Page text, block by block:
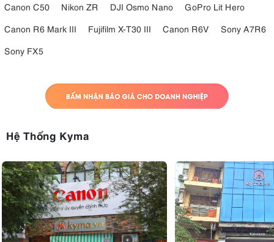
Canon C50
Nikon ZR DJI Osmo Nano
GoPro Lit Hero
Canon R6 Mark III
Fujifilm X-T30 III Canon R6V
Sony A7R6
Sony FX5
Hệ Thống Kyma